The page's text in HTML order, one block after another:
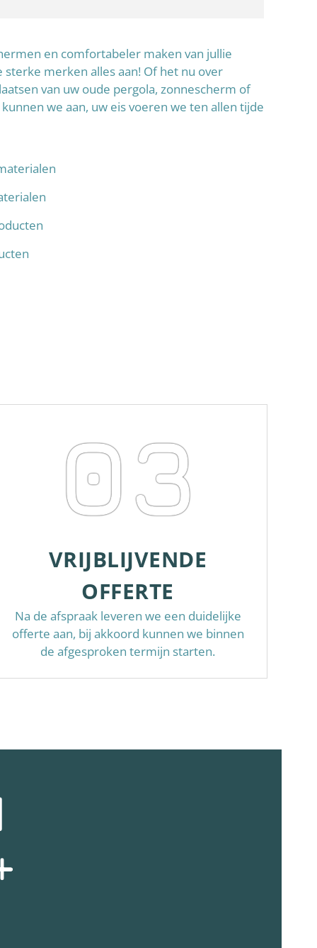
en comfortabeler maken van jullie
merken alles aan! Of het nu over
van uw oude pergola, zonnescherm of
we aan, uw eis voeren we ten allen tijde
03
VRIJBLIJVENDE
OFFERTE
Na de afspraak leveren we een duidelijke
offerte aan, bij akkoord kunnen we binnen
de afgesproken termijn starten.